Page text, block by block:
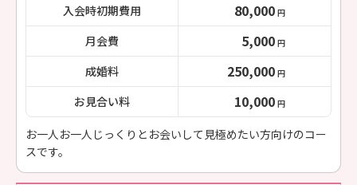
入会時初期費用 80,000 円
月会費 5,000 円
成婚料 250,000 円
お見合い料 10,000 円
お一人お一人じっくりとお会いして見極めたい方向けのコー
スです。